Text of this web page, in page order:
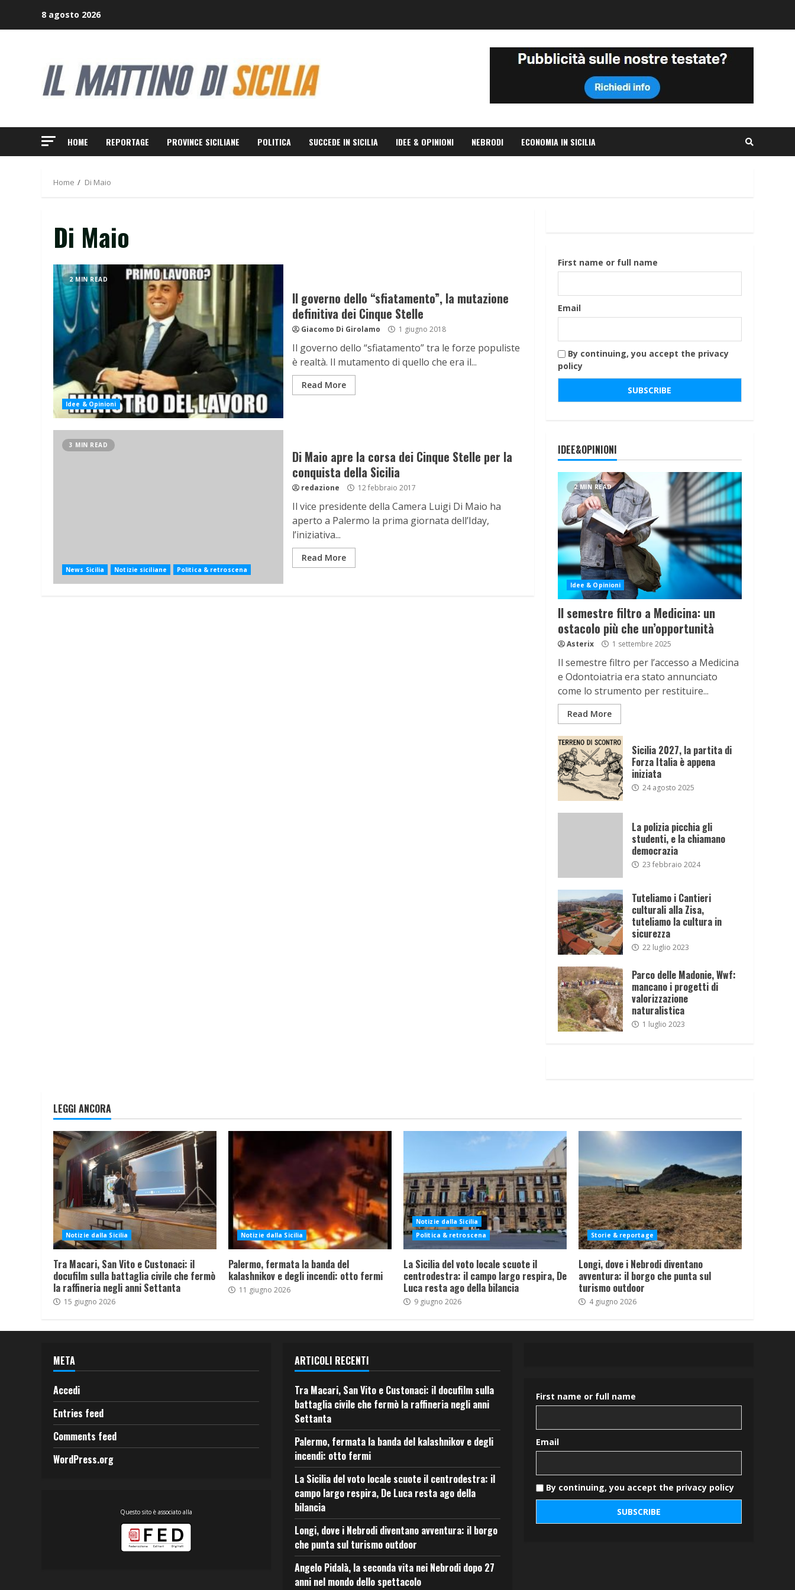
8 agosto 2026
HOME REPORTAGE PROVINCE SICILIANE POLITICA SUCCEDE IN SICILIA IDEE & OPINIONI NEBRODI ECONOMIA IN SICILIA
Home Di Maio
Di Maio
2 MIN READ
Idee & Opinioni
Il governo dello “sfiatamento”, la mutazione
definitiva dei Cinque Stelle
Giacomo Di Girolamo 1 giugno 2018
Il governo dello “sfiatamento” tra le forze populiste
è realtà. Il mutamento di quello che era il...
Read More
3 MIN READ
News Sicilia Notizie siciliane Politica & retroscena
Di Maio apre la corsa dei Cinque Stelle per la
conquista della Sicilia
redazione 12 febbraio 2017
Il vice presidente della Camera Luigi Di Maio ha
aperto a Palermo la prima giornata dell’Iday,
l’iniziativa...
Read More
First name or full name
Email
By continuing, you accept the privacy
policy
IDEE&OPINIONI
2 MIN READ
Idee & Opinioni
Il semestre filtro a Medicina: un
ostacolo più che un’opportunità
Asterix 1 settembre 2025
Il semestre filtro per l’accesso a Medicina
e Odontoiatria era stato annunciato
come lo strumento per restituire...
Read More
Sicilia 2027, la partita di
Forza Italia è appena
iniziata
24 agosto 2025
La polizia picchia gli
studenti, e la chiamano
democrazia
23 febbraio 2024
Tuteliamo i Cantieri
culturali alla Zisa,
tuteliamo la cultura in
sicurezza
22 luglio 2023
Parco delle Madonie, Wwf:
mancano i progetti di
valorizzazione
naturalistica
1 luglio 2023
LEGGI ANCORA
Notizie dalla Sicilia
Tra Macari, San Vito e Custonaci: il
docufilm sulla battaglia civile che fermò
la raffineria negli anni Settanta
15 giugno 2026
Notizie dalla Sicilia
Palermo, fermata la banda del
kalashnikov e degli incendi: otto fermi
11 giugno 2026
Notizie dalla Sicilia
Politica & retroscena
La Sicilia del voto locale scuote il
centrodestra: il campo largo respira, De
Luca resta ago della bilancia
9 giugno 2026
Storie & reportage
Longi, dove i Nebrodi diventano
avventura: il borgo che punta sul
turismo outdoor
4 giugno 2026
META
Accedi
Entries feed
Comments feed
WordPress.org
Questo sito è associato alla
ARTICOLI RECENTI
Tra Macari, San Vito e Custonaci: il docufilm sulla
battaglia civile che fermò la raffineria negli anni
Settanta
Palermo, fermata la banda del kalashnikov e degli
incendi: otto fermi
La Sicilia del voto locale scuote il centrodestra: il
campo largo respira, De Luca resta ago della
bilancia
Longi, dove i Nebrodi diventano avventura: il borgo
che punta sul turismo outdoor
Angelo Pidalà, la seconda vita nei Nebrodi dopo 27
anni nel mondo dello spettacolo
First name or full name
Email
By continuing, you accept the privacy policy